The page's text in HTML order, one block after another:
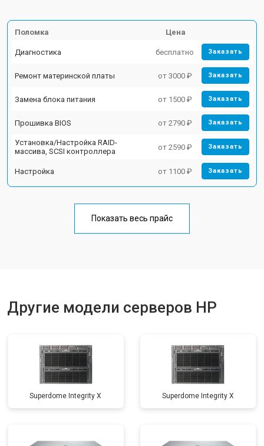
Поломка Цена
Диагностика бесплатно Заказать
Ремонт материнской платы от 3000 ₽ Заказать
Замена блока питания от 1500 ₽ Заказать
Прошивка BIOS от 2790 ₽ Заказать
Установка/Настройка RAID-
массива, SCSI контроллера
от 2590 ₽ Заказать
Настройка от 1100 ₽ Заказать
Показать весь прайс
Другие модели серверов HP
Superdome Integrity Х Superdome Integrity Х